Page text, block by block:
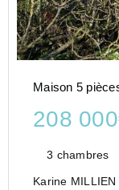
Maison 5
208
3 chambres
Karine